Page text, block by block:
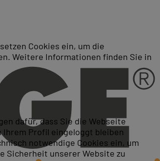
Cookies ein, um die
Weitere Informationen finden Sie in
dafür, dass Sie die Webseite
Ihrem Profil eingeloggt bleiben
notwendige Cookies ein, um
Sicherheit unserer Website zu